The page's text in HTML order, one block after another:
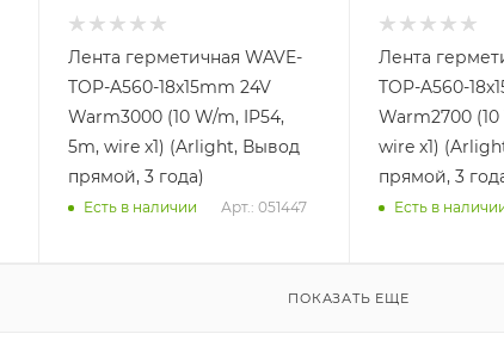
Лента герметичная WAVE-
TOP-A560-18x15mm 24V
Warm3000 (10 W/m, IP54,
5m, wire x1) (Arlight, Вывод
прямой, 3 года)
Есть в наличии Арт.: 051447
Лента
TOP-A560-
Warm2700
wire x1)
прямой, 3
Есть в
ПОКАЗАТЬ ЕЩЕ